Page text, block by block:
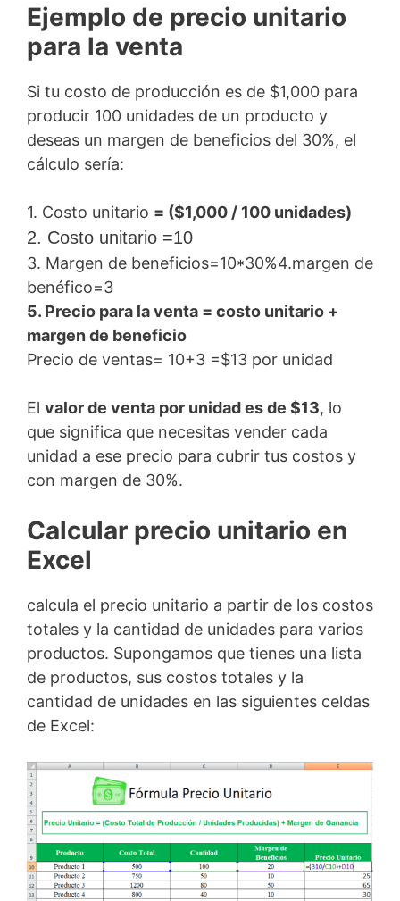
Ejemplo de precio unitario
para la venta
Si tu costo de producción es de $1,000 para
producir 100 unidades de un producto y
deseas un margen de beneficios del 30%, el
cálculo sería:
1. Costo unitario = ($1,000 / 100 unidades)
2. Costo unitario =10
3. Margen de beneficios=10*30%4.margen de
benéfico=3
5. Precio para la venta = costo unitario +
margen de beneficio
Precio de ventas= 10+3 =$13 por unidad
El valor de venta por unidad es de $13, lo
que significa que necesitas vender cada
unidad a ese precio para cubrir tus costos y
con margen de 30%.
Calcular precio unitario en
Excel
calcula el precio unitario a partir de los costos
totales y la cantidad de unidades para varios
productos. Supongamos que tienes una lista
de productos, sus costos totales y la
cantidad de unidades en las siguientes celdas
de Excel: